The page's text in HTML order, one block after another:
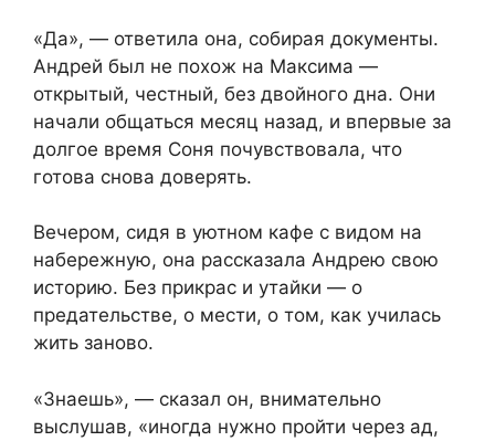
«Да», — ответила она, собирая документы.
Андрей был не похож на Максима —
открытый, честный, без двойного дна. Они
начали общаться месяц назад, и впервые за
долгое время Соня почувствовала, что
готова снова доверять.
Вечером, сидя в уютном кафе с видом на
набережную, она рассказала Андрею свою
историю. Без прикрас и утайки — о
предательстве, о мести, о том, как училась
жить заново.
«Знаешь», — сказал он, внимательно
выслушав, «иногда нужно пройти через ад,